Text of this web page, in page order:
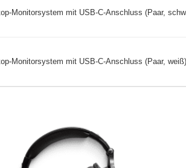
Monitorsystem mit USB-C-Anschluss (Paar,
Monitorsystem mit USB-C-Anschluss (Paar, weiß)